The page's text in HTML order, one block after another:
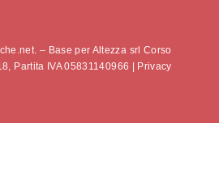
– Base per Altezza srl Corso
Partita IVA 05831140966 | Privacy